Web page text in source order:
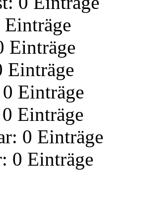
Einträge
Einträge
Einträge
0 Einträge
0 Einträge
0 Einträge
0 Einträge